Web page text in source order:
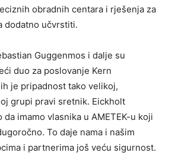
obradnih centara i rješenja za
dodatno učvrstiti.
Guggenmos i dalje su
duo za poslovanje Kern
je pripadnost tako velikoj,
grupi pravi sretnik. Eickholt
da imamo vlasnika u AMETEK-u koji
To daje nama i našim
i partnerima još veću sigurnost.